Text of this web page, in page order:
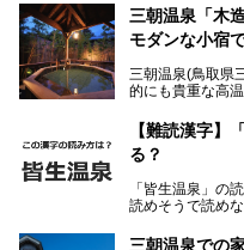
三朝温泉「木
モダンな小宿
三朝温泉(鳥取県
的にも貴重な高
「木造りの宿 橋
00年の老舗旅館
りを大切にした
今回、筆者自ら
【難読漢字】
る？
「皆生温泉」の
読めそうで読め
三朝温泉での